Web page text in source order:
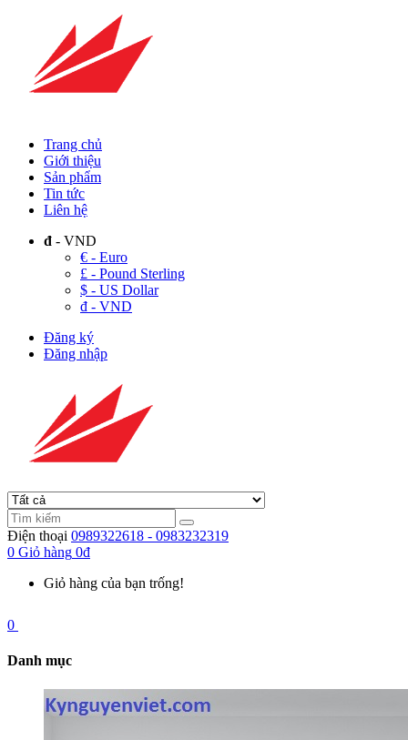
Trang chủ
Giới thiệu
Sản phẩm
Tin tức
Liên hệ
đ - VND
€ - Euro
£ - Pound Sterling
$ - US Dollar
đ - VND
Đăng ký
Đăng nhập
Điện thoại 0989322618 - 0983232319
0 Giỏ hàng 0đ
Giỏ hàng của bạn trống!
0
Danh mục